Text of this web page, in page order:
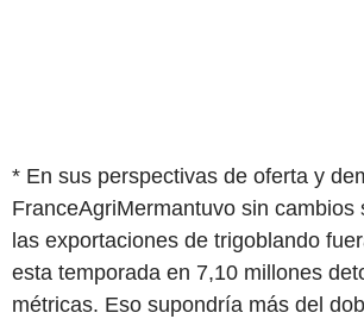
* En sus perspectivas de oferta y
FranceAgriMermantuvo sin cambios
las exportaciones de trigoblando
esta temporada en 7,10 millones
métricas. Eso supondría más del